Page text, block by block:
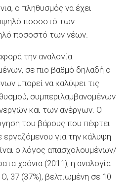
ο πληθυσμός να έχει
ποσοστό των
ποσοστό των νέων.
την αναλογία
σε πιο βαθμό δηλαδή ο
μπορεί να καλύψει τις
συμπεριλαμβανομένων
και των ανέργων. Ο
του βάρους που πέφτει
για την κάλυψη
ο λόγος απασχολουμένων/
χρόνια (2011), η αναλογία
37 (37%), βελτιωμένη σε 10